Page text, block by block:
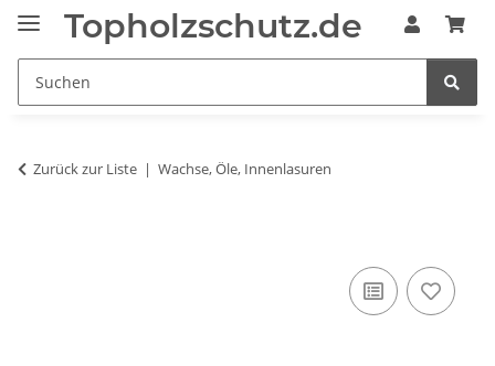
Topholzschutz.de
Zurück zur Liste Wachse, Öle, Innenlasuren